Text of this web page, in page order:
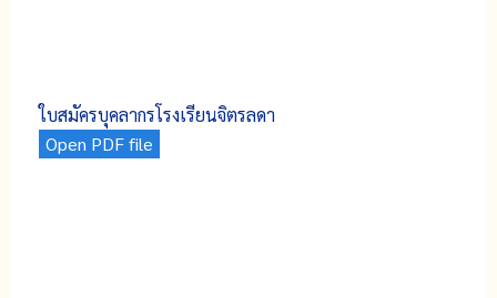
ใบสมัครบุคลากรโรงเรียนจิตรลดา
Open PDF file